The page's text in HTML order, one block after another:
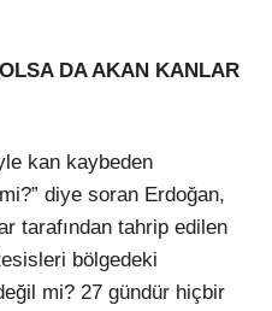
DA AKAN KANLAR
kan kaybeden
diye soran Erdoğan,
tarafından tahrip edilen
bölgedeki
mi? 27 gündür hiçbir